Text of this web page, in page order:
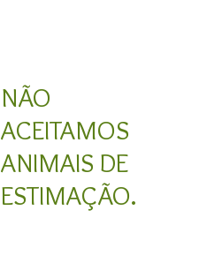
NÃO
ACEITAMOS
ANIMAIS DE
ESTIMAÇÃO.